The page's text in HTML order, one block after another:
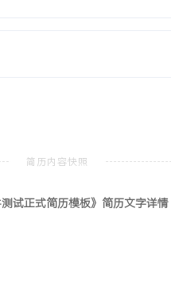
测试正式简历模板》简历文字详情